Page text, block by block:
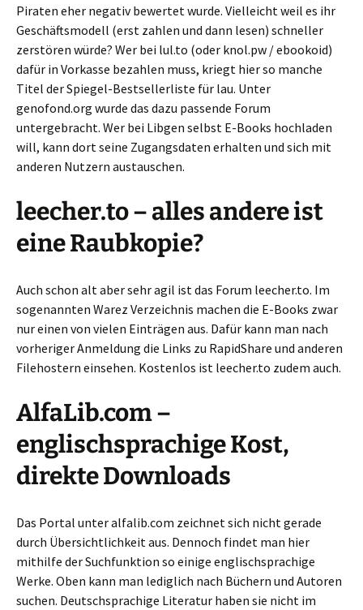
Piraten eher negativ bewertet wurde. Vielleicht weil es ihr
Geschäftsmodell (erst zahlen und dann lesen) schneller
zerstören würde? Wer bei lul.to (oder knol.pw / ebookoid)
dafür in Vorkasse bezahlen muss, kriegt hier so manche
Titel der Spiegel-Bestsellerliste für lau. Unter
genofond.org wurde das dazu passende Forum
untergebracht. Wer bei Libgen selbst E-Books hochladen
will, kann dort seine Zugangsdaten erhalten und sich mit
anderen Nutzern austauschen.
leecher.to – alles andere ist
eine Raubkopie?
Auch schon alt aber sehr agil ist das Forum leecher.to. Im
sogenannten Warez Verzeichnis machen die E-Books zwar
nur einen von vielen Einträgen aus. Dafür kann man nach
vorheriger Anmeldung die Links zu RapidShare und anderen
Filehostern einsehen. Kostenlos ist leecher.to zudem auch.
AlfaLib.com –
englischsprachige Kost,
direkte Downloads
Das Portal unter alfalib.com zeichnet sich nicht gerade
durch Übersichtlichkeit aus. Dennoch findet man hier
mithilfe der Suchfunktion so einige englischsprachige
Werke. Oben kann man lediglich nach Büchern und Autoren
suchen. Deutschsprachige Literatur haben sie nicht im